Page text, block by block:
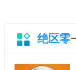
绝区零